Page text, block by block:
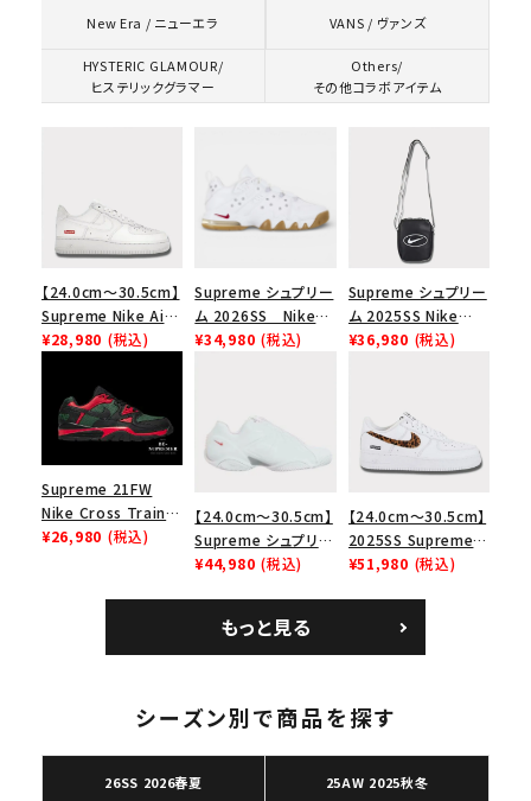
キーワードから探す
search
人気ワード 2026SS
Tシャツ・ロングスリーブ
New Era / ニューエラ VANS / ヴァンズ
HYSTERIC GLAMOUR/
ヒステリックグラマー
Others/
その他コラボアイテム
【24.0cm～30.5cm】
Supreme Nike Air
Force 1 Low シュプ
ース１スニーカー シ
ューズ ホワイト
¥28,980 (税込)
Supreme シュプリー
ム 2026SS Nike
SB Air Max 2 CB 94
¥34,980 (税込)
Supreme シュプリー
ム 2025SS Nike
Leather Shoulder
¥36,980 (税込)
Supreme 21FW
Nike Cross Trainer
Low ナイキクロスト
¥26,980 (税込)
【24.0cm～30.5cm】
Supreme シュプリー
ム 2023AW Nike
カー ホワイト 白
¥44,980 (税込)
【24.0cm～30.5cm】
2025SS Supreme
GOODENOUGH
ムグッドイナフ ナイキ
エアフォース１スニー
ト
¥51,980 (税込)
もっと見る
シーズン別で商品を探す
26SS 2026春夏 25AW 2025秋冬